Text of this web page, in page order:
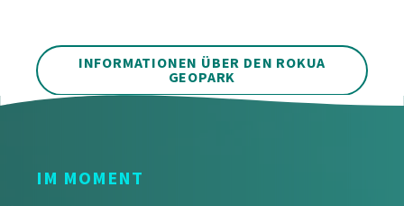
INFORMATIONEN ÜBER DEN ROKUA
GEOPARK
IM MOMENT